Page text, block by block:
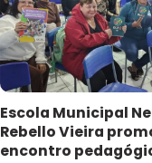
Escola Municipal
Rebello Vieira
encontro